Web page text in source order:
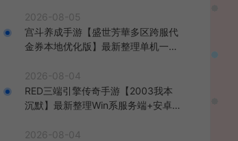
教程
2026-08-05
宫斗养成手游【盛世芳華多区跨服代
金券本地优化版】最新整理单机一键
后台+安卓+详细搭建教程
2026-08-04
RED三端引擎传奇手游【2003我本
沉默】最新整理Win系服务端+安卓苹
2026-08-04